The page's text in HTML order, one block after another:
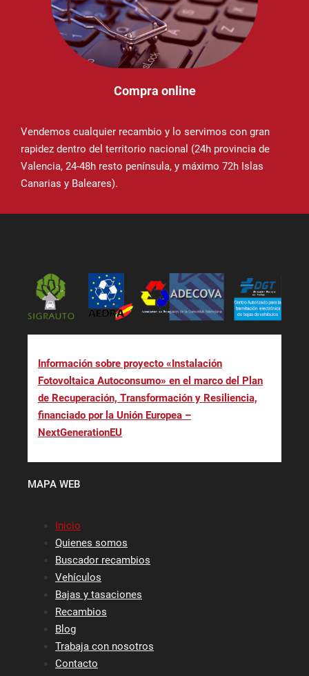
Compra online
Vendemos cualquier recambio y lo servimos con gran
rapidez dentro del territorio nacional (24h provincia de
Valencia, 24-48h resto península, y máximo 72h Islas
Canarias y Baleares).
Información sobre proyecto «Instalación
Fotovoltaica Autoconsumo» en el marco del Plan
de Recuperación, Transformación y Resiliencia,
financiado por la Unión Europea –
NextGenerationEU
MAPA WEB
Inicio
Quienes somos
Buscador recambios
Vehículos
Bajas y tasaciones
Recambios
Blog
Trabaja con nosotros
Contacto